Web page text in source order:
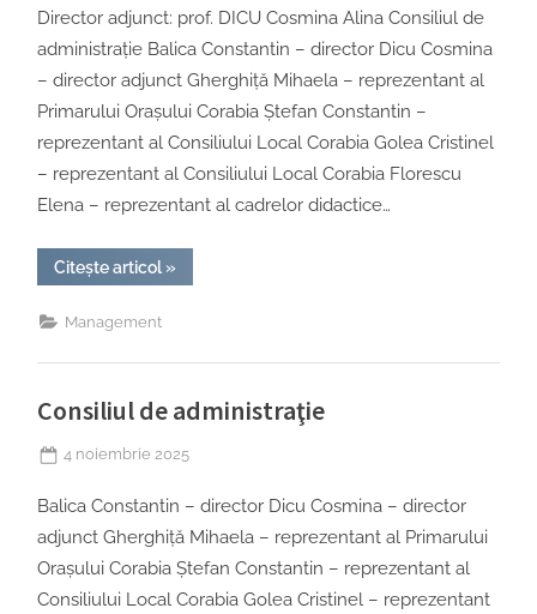
Director adjunct: prof. DICU Cosmina Alina Consiliul de
administraţie Balica Constantin – director Dicu Cosmina
– director adjunct Gherghiță Mihaela – reprezentant al
Primarului Oraşului Corabia Ștefan Constantin –
reprezentant al Consiliului Local Corabia Golea Cristinel
– reprezentant al Consiliului Local Corabia Florescu
Elena – reprezentant al cadrelor didactice…
Citește articol “Conducerea
2025
2026”
»
Management
Consiliul de administraţie
Posted
4 noiembrie 2025
Balica Constantin – director Dicu Cosmina – director
adjunct Gherghiță Mihaela – reprezentant al Primarului
Oraşului Corabia Ștefan Constantin – reprezentant al
Consiliului Local Corabia Golea Cristinel – reprezentant